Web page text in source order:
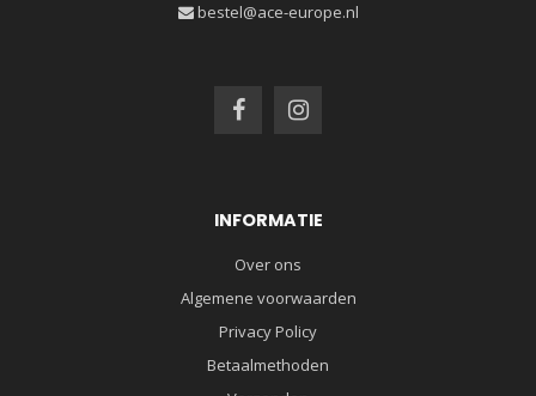
bestel@ace-europe.nl
INFORMATIE
Over ons
Algemene voorwaarden
Privacy Policy
Betaalmethoden